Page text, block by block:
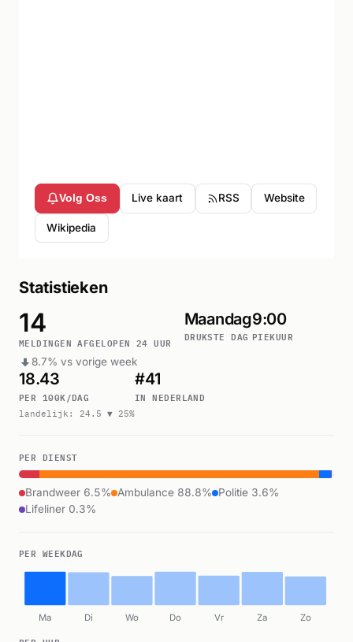
Volg Oss Live kaart RSS Website
Wikipedia
Statistieken
14
MELDINGEN AFGELOPEN 24 UUR
8.7% vs vorige week
Maandag
DRUKSTE DAG
9:00
PIEKUUR
18.43
PER 100K/DAG
landelijk: 24.5 ▼ 25%
#41
IN NEDERLAND
PER DIENST
Brandweer 6.5% Ambulance 88.8%
Politie 3.6%
Lifeliner 0.3%
PER WEEKDAG
Ma Di Wo Do Vr Za Zo